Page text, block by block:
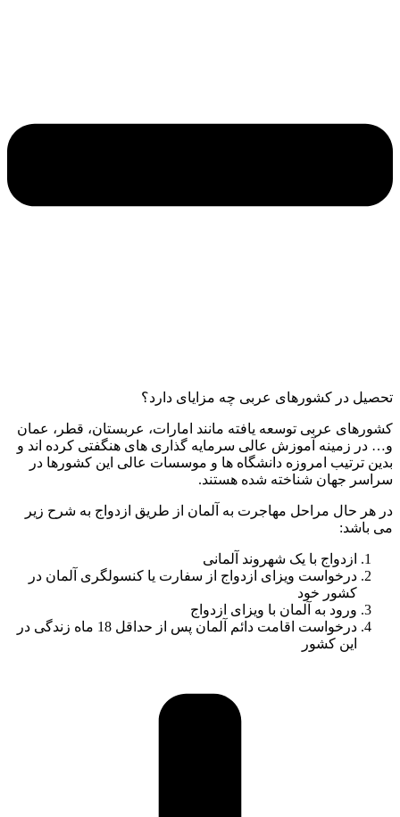
تحصیل در کشورهای عربی چه مزایای دارد؟
کشورهای عربی توسعه یافته مانند امارات، عربستان، قطر، عمان
و… در زمینه آموزش عالی سرمایه گذاری های هنگفتی کرده اند و
بدین ترتیب امروزه دانشگاه ها و موسسات عالی این کشورها در
سراسر جهان شناخته شده هستند.
در هر حال مراحل مهاجرت به آلمان از طریق ازدواج به شرح زیر
می باشد:
ازدواج با یک شهروند آلمانی
درخواست ویزای ازدواج از سفارت یا کنسولگری آلمان در
کشور خود
ورود به آلمان با ویزای ازدواج
درخواست اقامت دائم آلمان پس از حداقل 18 ماه زندگی در
این کشور